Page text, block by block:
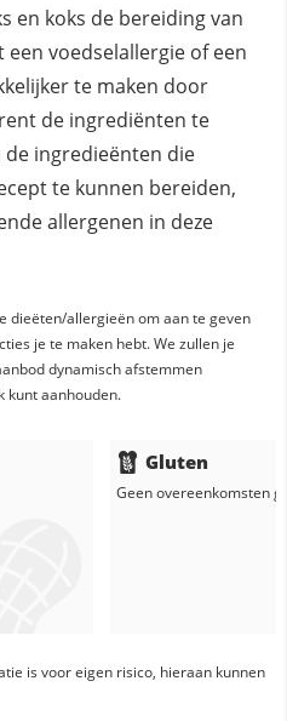
en koks de bereiding van
voedselallergie of een
te maken door
de ingrediënten te
de ingredieënten die
te kunnen bereiden,
allergenen in deze
dieëten/allergieën om aan te geven
je te maken hebt. We zullen je
dynamisch afstemmen
kunt aanhouden.
Gluten
Geen overeenkomsten
is voor eigen risico, hieraan kunnen